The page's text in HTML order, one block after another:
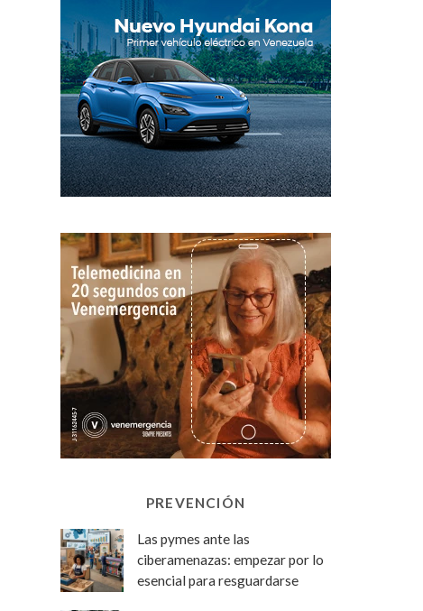
PREVENCIÓN
Las pymes ante las
ciberamenazas: empezar por lo
esencial para resguardarse